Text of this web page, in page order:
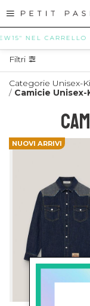
NEL CARRELLO
Filtri
Categorie Unisex-
/ Camicie Unisex-
NUOVI ARRIVI